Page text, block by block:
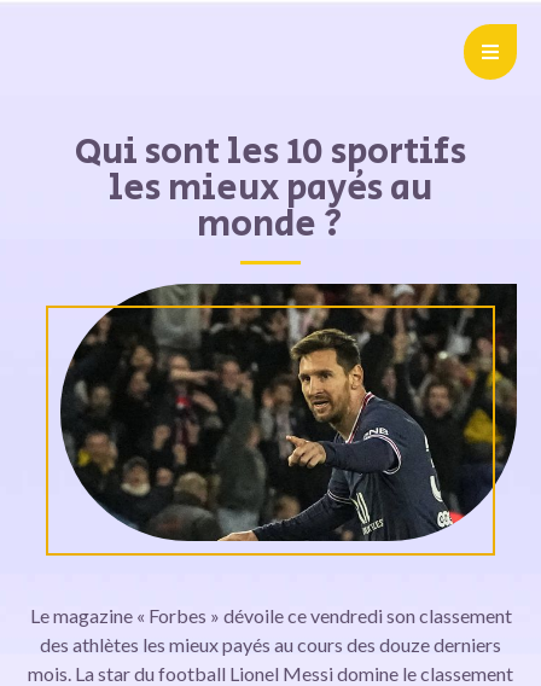
Qui sont les 10 sportifs
les mieux payés au
monde ?
Le magazine « Forbes » dévoile ce vendredi son classement
des athlètes les mieux payés au cours des douze derniers
mois. La star du football Lionel Messi domine le classement